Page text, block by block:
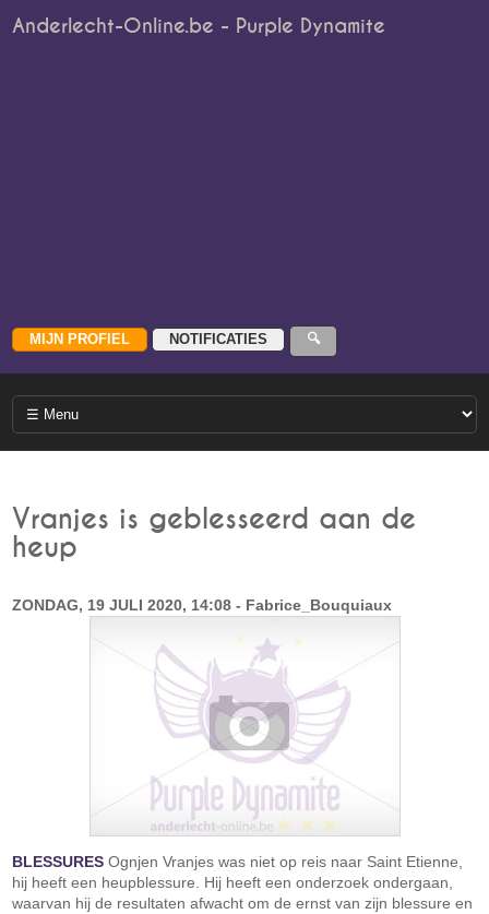
Anderlecht-Online.be - Purple Dynamite
Vranjes is geblesseerd aan de
heup
ZONDAG, 19 JULI 2020, 14:08 - Fabrice_Bouquiaux
BLESSURES Ognjen Vranjes was niet op reis naar Saint Etienne,
hij heeft een heupblessure. Hij heeft een onderzoek ondergaan,
waarvan hij de resultaten afwacht om de ernst van zijn blessure en